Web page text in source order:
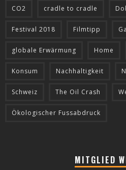
CO2 cradle to cradle
Festival 2018 Filmtipp
globale Erwärmung Home
Konsum Nachhaltigkeit
Schweiz The Oil Crash
Ökologischer Fussabdruck
MITGLIED